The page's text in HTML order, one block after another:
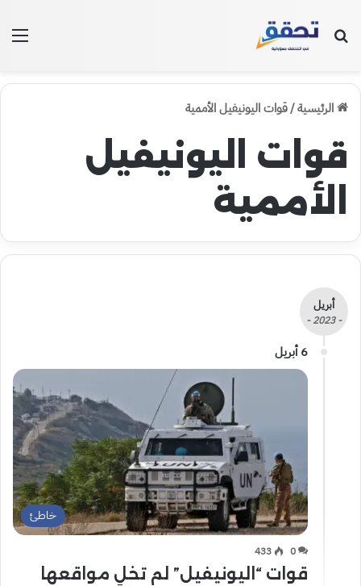
بحث عن
الرئيسية/قوات اليونيفيل الأممية
قوات اليونيفيل
الأممية
أبريل
- 2023 -
6 أبريل
خاطئ
0
433
قوات “اليونيفيل” لم تخلِ مواقعها